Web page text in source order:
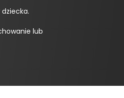
lub